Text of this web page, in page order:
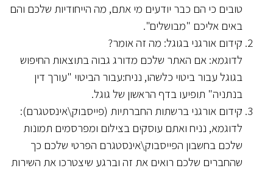
טובים כי הם כבר יודעים מי אתם, מה הייחודיות שלכם והם
באים אליכם "מבושלים".
קידום אורגני בגוגל: מה זה אומר?
לדוגמא: אם האתר שלכם מדורג גבוה בתוצאות החיפוש
בגוגל עבור ביטוי כלשהו, נניח:עבור הביטוי "עורך דין
בנתניה" תופיעו בדף הראשון של גוגל.
קידום אורגני ברשתות החברתיות (פייסבוק\אינסטגרם):
לדוגמא, נניח ואתם עוסקים בצילום ומפרסמים תמונות
שלכם בחשבון הפייסבוק\אינסטגרם הפרטי שלכם כך
שהחברים שלכם רואים את זה וברגע שיצטרכו את השירות